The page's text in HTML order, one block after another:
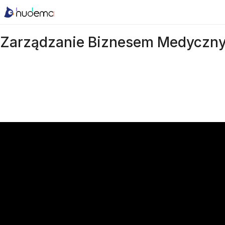
Zarządzanie Biznesem